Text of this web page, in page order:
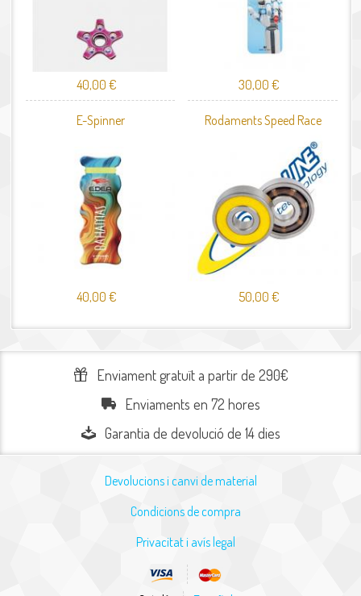
40,00 € 30,00 €
E-Spinner
40,00 €
Rodaments Speed Race
50,00 €
Enviament gratuït a partir de 290€
Enviaments en 72 hores
Garantia de devolució de 14 dies
Devolucions i canvi de material
Condicions de compra
Privacitat i avís legal